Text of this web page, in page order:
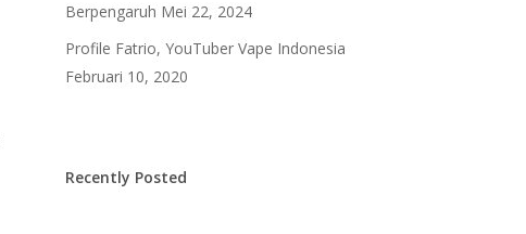
Berpengaruh Mei 22, 2024
Profile Fatrio, YouTuber Vape Indonesia
Februari 10, 2020
Recently Posted